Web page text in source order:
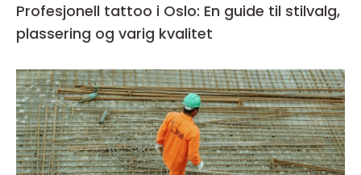
Profesjonell tattoo i Oslo: En guide til stilvalg,
plassering og varig kvalitet